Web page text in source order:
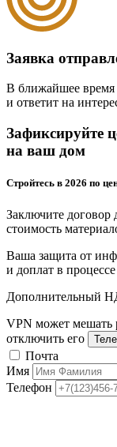
Заявка
В ближайшее время
и ответит на
Зафиксируйте
на ваш дом
Стройтесь в 2026 по
Заключите договор
стоимость
Ваша защита от
и доплат в процессе
Дополнительный
VPN может мешать
отключить его
Почта
Имя
Телефон